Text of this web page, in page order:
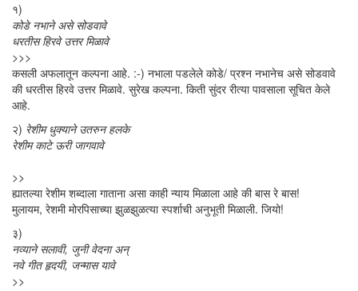
१)
कोडे नभाने असे सोडवावे
धरतीस हिरवे उत्तर मिळावे
>>>
कसली अफलातून कल्पना आहे. :-) नभाला पडलेले कोडे/ प्रश्न नभानेच असे सोडवावे
की धरतीस हिरवे उत्तर मिळावे. सुरेख कल्पना. किती सुंदर रीत्या पावसाला सूचित केले
आहे.
२) रेशीम धुक्याने उतरुन हलके
रेशीम काटे ऊरी जागवावे
>>
ह्यातल्या रेशीम शब्दाला गाताना असा काही न्याय मिळाला आहे की बास रे बास!
मुलायम, रेशमी मोरपिसाच्या झुळझुळत्या स्पर्शाची अनुभूती मिळाली. जियो!
३)
नव्याने सलावी, जुनी वेदना अन्‌
नवे गीत हृदयी, जन्मास यावे
>>